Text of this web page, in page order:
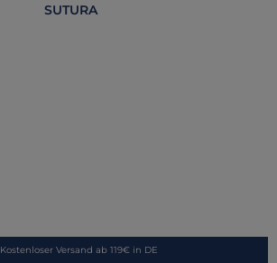
SUTURA
Kostenloser Versand ab 119€ in DE